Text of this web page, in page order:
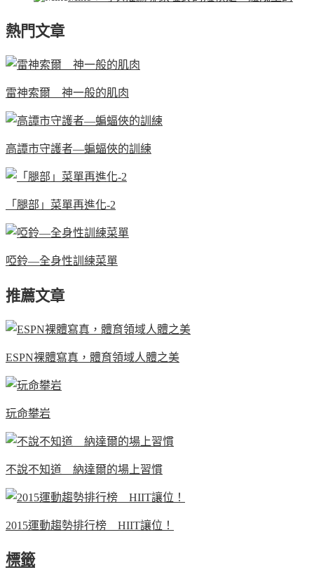
熱門文章
雷神索爾 神一般的肌肉
高譚市守護者—蝙蝠俠的訓練
「腿部」菜單再進化-2
啞鈴—全身性訓練菜單
推薦文章
ESPN裸體寫真，體育領域人體之美
玩命攀岩
不說不知道 納達爾的場上習慣
2015運動趨勢排行榜 HIIT讓位！
標籤